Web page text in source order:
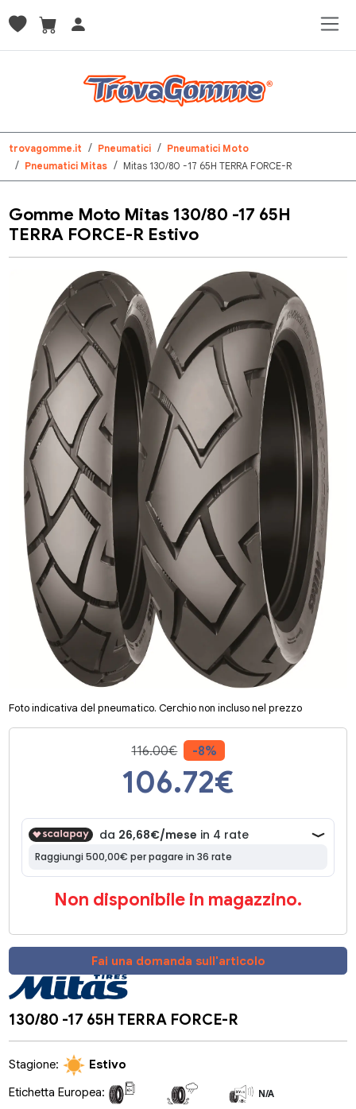
trovagomme.it Pneumatici
Pneumatici Moto
Pneumatici Mitas
Mitas 130/80 -17 65H TERRA FORCE-R
Gomme Moto Mitas 130/80 -17 65H
TERRA FORCE-R Estivo
Foto indicativa del pneumatico. Cerchio non incluso nel prezzo
116.00€ -8%
106.72€
Non disponibile in magazzino.
Fai una domanda sull'articolo
130/80 -17 65H TERRA FORCE-R
Stagione:
Estivo
Etichetta Europea:
N/A